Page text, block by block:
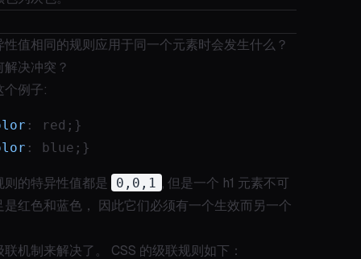
性值相同的规则应用于同一个元素时会发生什么？
决冲突？
个例子:
: red;}
: blue;}
则的特异性值都是 0,0,1
, 但是一个 h1 元素不可
是红色和蓝色， 因此它们必须有一个生效而另一个
机制来解决了。 CSS 的级联规则如下：